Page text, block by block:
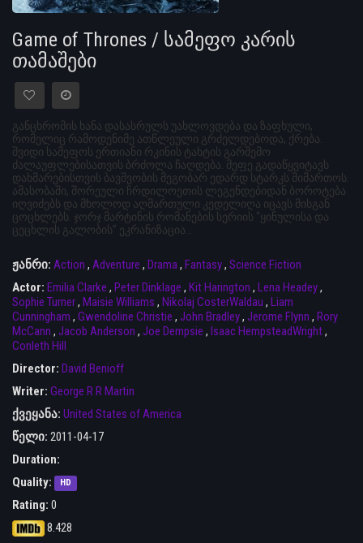
Game of Thrones / სამეფო კარის
თამაშები
განცხრომის ხანა დასასრულს უახლოვდება და ზაფხული,
რომელიც რამოდენიმე ათწლეული გრძელდებოდა, ქრება.
შვიდი სამეფოს ერთიანი რკინის ტახტის გარშემო
ძალაუფლებისათვის ბრძოლა ჩაღდება. მეფე გადაწყვიტავს
დახმარებისთვის ბავშვობის მეგობარ ედარდ სტარკს მიმართოს.
ამასობაში, შორეული ჩრდილოეთის ლეგენდებიდან ბოროტება
იღვიძებს და მხოლოდ აღმართული კედელიღა იცავს მისგან
ცოცხლებს. ჯორჯ მარტინის რომანების სერიის “ყინულისა და
ცეცხლის გალობის” ეკრანიზაცია…
ჟანრი: Action , Adventure , Drama, Fantasy, Science Fiction
Actor: Emilia Clarke , Peter Dinklage , Kit Harington , Lena Headey,
Sophie Turner, Maisie Williams , Nikolaj CosterWaldau , Liam
Cunningham , Gwendoline Christie , John Bradley, Jerome Flynn , Rory
McCann , Jacob Anderson , Joe Dempsie , Isaac HempsteadWright,
Conleth Hill
Director: David Benioff
Writer: George R R Martin
ქვეყანა: United States of America
წელი: 2011-04-17
Duration:
Quality:
HD
Rating: 0
8.428